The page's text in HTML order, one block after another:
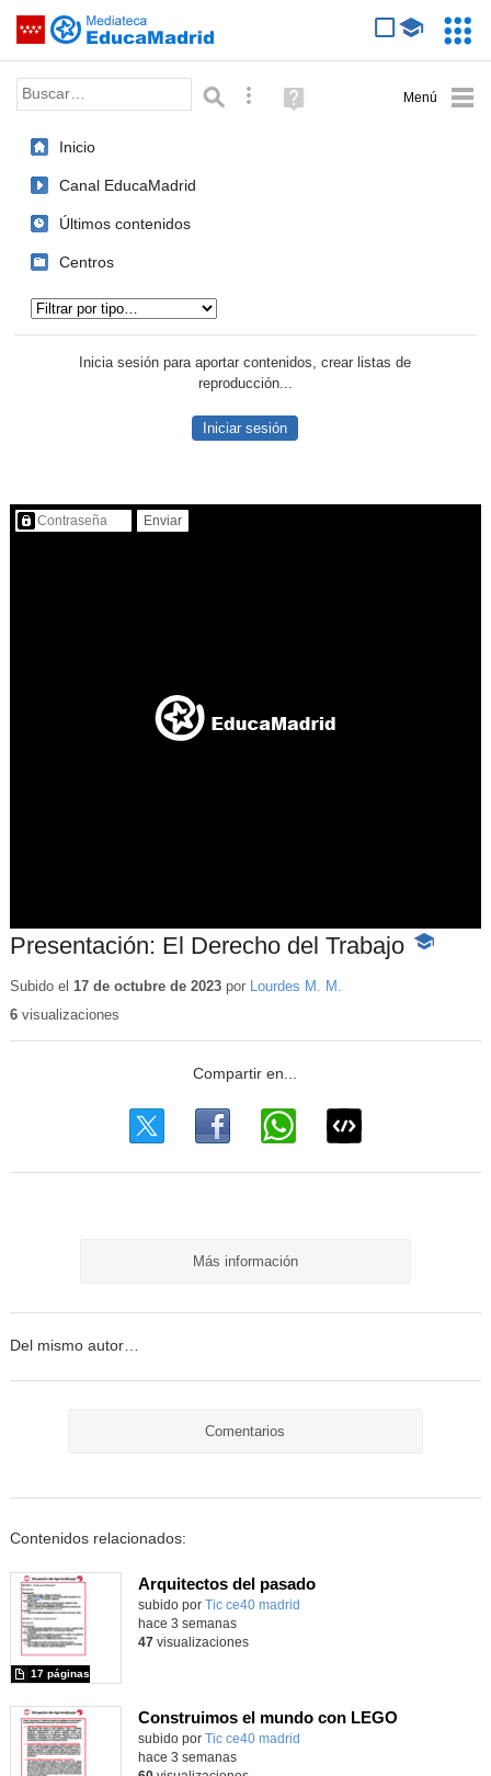
Saltar navegación
Palabra o frase: Búsqueda avanzada
Ayuda
(en
Inicio
Canal EducaMadrid
Últimos contenidos
Centros
Inicia sesión para aportar contenidos, crear listas de
reproducción...
Iniciar sesión
Contenido protegido…
Presentación: El Derecho del Trabajo -
Subido el 17 de octubre de 2023por
Lourdes M. M.
6visualizaciones
Más información
Del mismo autor…
Comentarios
Contenidos relacionados:
Arquitectos del pasado
subido por Tic ce40 madrid
17 páginas
hace 3 semanas
47 visualizaciones
Construimos el mundo con LEGO
subido por Tic ce40 madrid
hace 3 semanas